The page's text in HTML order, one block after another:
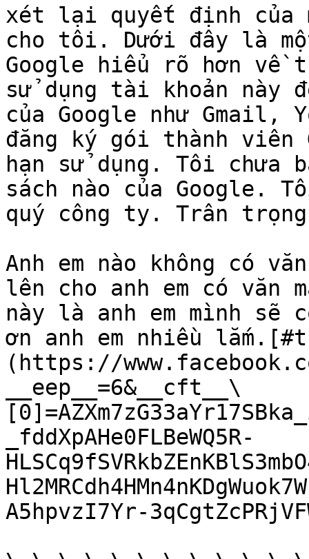
xét lại quyết định của
cho tôi. Dưới đây là
Google hiểu rõ hơn về
sử dụng tài khoản này
của Google như Gmail,
đăng ký gói thành viên
hạn sử dụng. Tôi chưa
sách nào của Google.
quý công ty. Trân
Anh em nào không có
lên cho anh em có văn
này là anh em mình sẽ
ơn anh em nhiều
(https://
__eep__=6&__cft__\
_fddXpAHe0FLBeWQ5R-
A5hpvzI7Yr-